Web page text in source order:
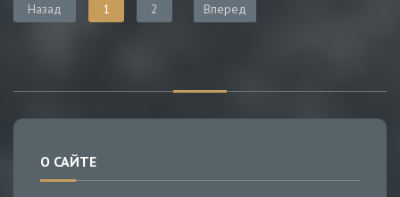
Назад 1 2 Вперед
О САЙТЕ